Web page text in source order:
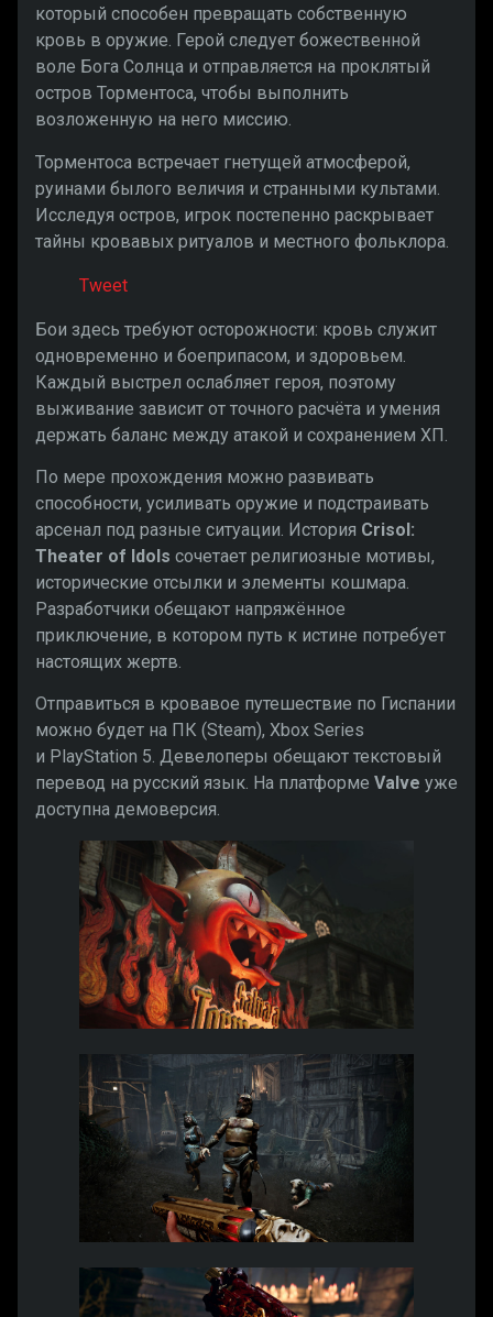
который способен превращать собственную
кровь в оружие. Герой следует божественной
воле Бога Солнца и отправляется на проклятый
остров Торментоса, чтобы выполнить
возложенную на него миссию.
Торментоса встречает гнетущей атмосферой,
руинами былого величия и странными культами.
Исследуя остров, игрок постепенно раскрывает
тайны кровавых ритуалов и местного фольклора.
Tweet
Бои здесь требуют осторожности: кровь служит
одновременно и боеприпасом, и здоровьем.
Каждый выстрел ослабляет героя, поэтому
выживание зависит от точного расчёта и умения
держать баланс между атакой и сохранением ХП.
По мере прохождения можно развивать
способности, усиливать оружие и подстраивать
арсенал под разные ситуации. История Crisol:
Theater of Idols сочетает религиозные мотивы,
исторические отсылки и элементы кошмара.
Разработчики обещают напряжённое
приключение, в котором путь к истине потребует
настоящих жертв.
Отправиться в кровавое путешествие по Гиспании
можно будет на ПК (Steam), Xbox Series
и PlayStation 5. Девелоперы обещают текстовый
перевод на русский язык. На платформе Valve уже
доступна демоверсия.